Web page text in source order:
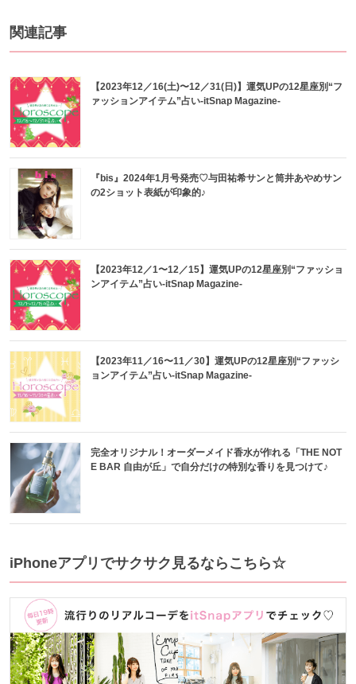
関連記事
【2023年12／16(土)〜12／31(日)】運気UPの12星座別“フ
ァッションアイテム”占い-itSnap Magazine-
『bis』2024年1月号発売♡与田祐希サンと筒井あやめサン
の2ショット表紙が印象的♪
【2023年12／1〜12／15】運気UPの12星座別“ファッショ
ンアイテム”占い-itSnap Magazine-
【2023年11／16〜11／30】運気UPの12星座別“ファッシ
ョンアイテム”占い-itSnap Magazine-
完全オリジナル！オーダーメイド香水が作れる「THE NOT
E BAR 自由が丘」で自分だけの特別な香りを見つけて♪
iPhoneアプリでサクサク見るならこちら☆